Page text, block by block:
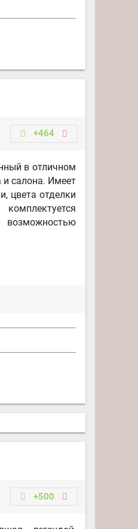
+464
в отличном
и салона. Имеет
цвета отделки
+500